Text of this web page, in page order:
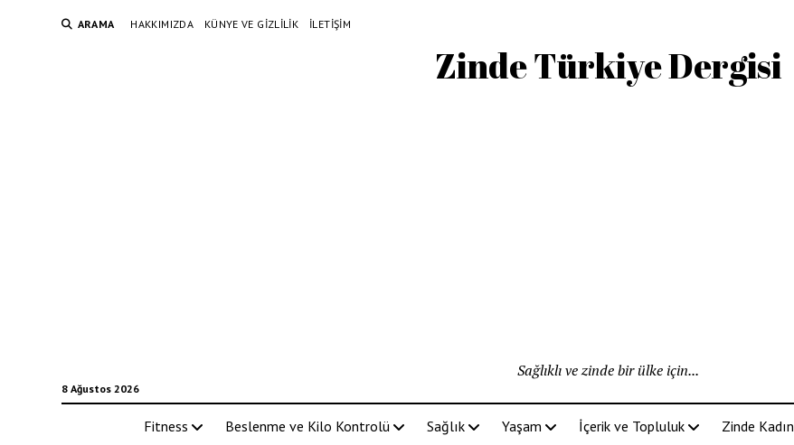
ARAMA HAKKIMIZDA KÜNYE VE GIZLILIK İLETIŞIM
Zinde Türkiye Dergisi
8 Ağustos 2026
Sağlıklı ve zinde bir ülke için...
Fitness Beslenme ve Kilo Kontrolü Sağlık Yaşam İçerik ve Topluluk Zinde Kadın